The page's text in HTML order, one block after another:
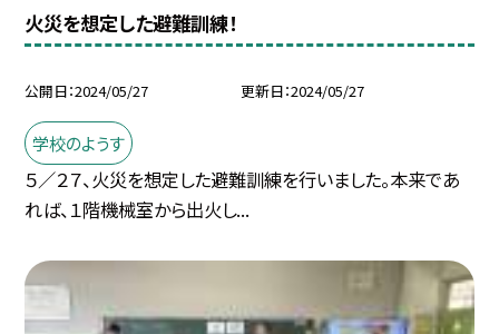
火災を想定した避難訓練！
公開日 2024/05/27 更新日 2024/05/27
学校のようす
５／２７、火災を想定した避難訓練を行いました。本来であ
れば、１階機械室から出火し...